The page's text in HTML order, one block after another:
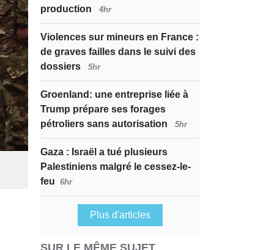
production
4hr
Violences sur mineurs en France :
de graves failles dans le suivi des
dossiers
5hr
Groenland: une entreprise liée à
Trump prépare ses forages
pétroliers sans autorisation
5hr
Gaza : Israël a tué plusieurs
Palestiniens malgré le cessez-le-
feu 6hr
Plus d'articles
SUR LE MÊME SUJET